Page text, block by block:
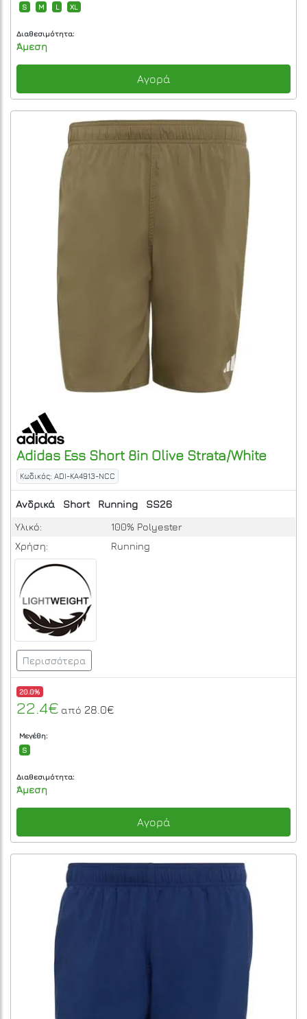
S
M L XL
Διαθεσιμότητα:
Άμεση
Αγορά
Adidas Ess Short 8in Olive Strata/White
Κωδικός: ADI-KA4913-NCC
Ανδρικά Short Running
SS26
Υλικό:
100% Polyester
Χρήση:
Running
Περισσότερα
20.0%
22.4€ από 28.0€
Μεγέθη:
S
Διαθεσιμότητα:
Άμεση
Αγορά